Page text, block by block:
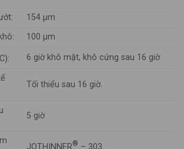
154 µm
100 µm
C): 6 giờ khô mặt, khô cứng sau 16 giờ
Tối thiểu sau 16 giờ.
5 giờ
JOTHINNER® – 303